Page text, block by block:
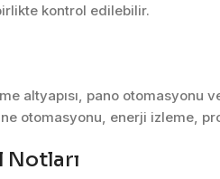
kontrol edilebilir.
altyapısı, pano
otomasyonu, enerji izleme,
Notları